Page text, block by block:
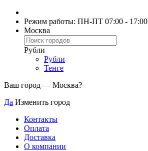
Режим работы: ПН-ПТ 07:00 - 17:00
Москва
Рубли
Рубли
Тенге
Ваш город — Москва?
Да Изменить город
Контакты
Оплата
Доставка
О компании